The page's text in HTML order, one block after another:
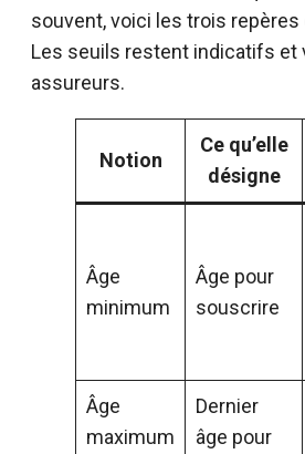
souvent, voici les trois repères
Les seuils restent indicatifs et
assureurs.
Notion
Ce qu’elle
désigne
Âge
minimum
Âge pour
souscrire
Âge
maximum
Dernier
âge pour